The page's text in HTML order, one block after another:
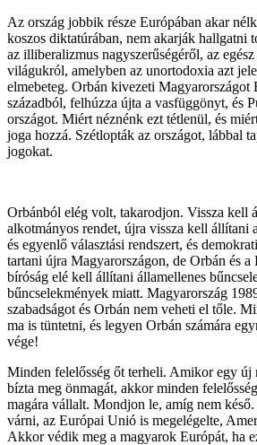
Az ország jobbik része Európában akar
koszos diktatúrában, nem akarják hallgatni
az illiberalizmus nagyszerűségéről, az
világukról, amelyben az unortodoxia azt
elmebeteg. Orbán kivezeti Magyarországot
századból, felhúzza újta a vasfüggönyt, és
országot. Miért néznénk ezt tétlenül, és
joga hozzá. Szétlopták az országot, lábbal
jogokat.
Orbánból elég volt, takarodjon. Vissza kell
alkotmányos rendet, újra vissza kell állítani
és egyenlő választási rendszert, és
tartani újra Magyarországon, de Orbán és
bíróság elé kell állítani államellenes
bűncselekmények miatt. Magyarország
szabadságot és Orbán nem veheti el tőle.
ma is tüntetni, és legyen Orbán számára
vége!
Minden felelősség őt terheli. Amikor egy új
bízta meg önmagát, akkor minden
magára vállalt. Mondjon le, amíg nem
várni, az Európai Unió is megelégelte,
Akkor védik meg a magyarok Európát, ha